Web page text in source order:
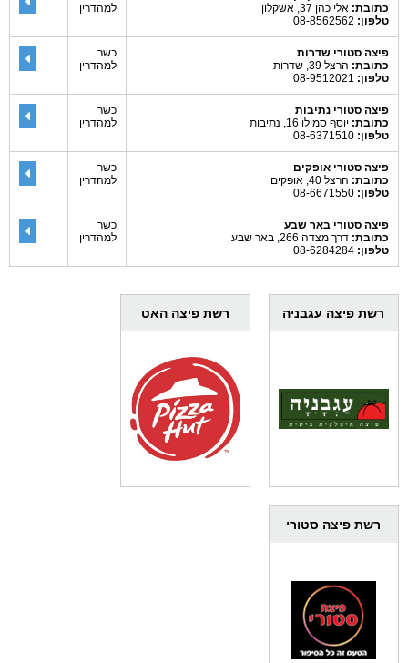
כתובת: אלי כהן 37, אשקלון
טלפון:
למהדרין
פיצה סטורי שדרות
כתובת: הרצל 39, שדרות
טלפון:
כשר
למהדרין
פיצה סטורי נתיבות
כתובת: יוסף סמילו 16, נתיבות
טלפון:
כשר
למהדרין
פיצה סטורי אופקים
כתובת: הרצל 40, אופקים
טלפון:
כשר
למהדרין
פיצה סטורי באר שבע
כתובת: דרך מצדה 266, באר שבע
טלפון:
כשר
למהדרין
רשת פיצה עגבניה רשת פיצה האט
רשת פיצה סטורי